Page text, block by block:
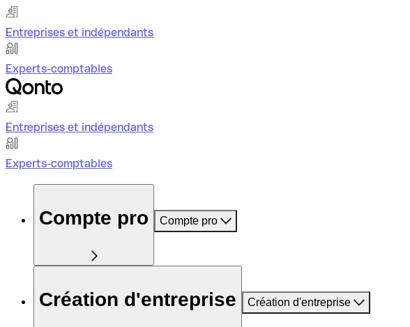
Entreprises et indépendants
Experts-comptables
Entreprises et indépendants
Experts-comptables
Compte pro Compte pro
Création d'entreprise Création d'entreprise